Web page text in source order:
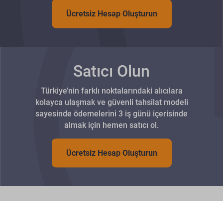
Ücretsiz Hesap Oluşturun
Satıcı Olun
Türkiye’nin farklı noktalarındaki alıcılara
kolayca ulaşmak ve güvenli tahsilat modeli
sayesinde ödemelerini 3 iş günü içerisinde
almak için hemen satıcı ol.
Ücretsiz Hesap Oluşturun